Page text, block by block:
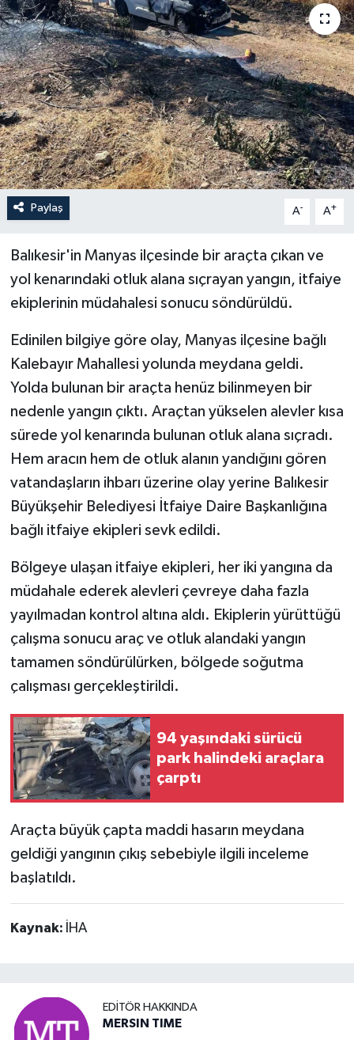
Paylaş A- A+
Balıkesir'in Manyas ilçesinde bir araçta çıkan ve
yol kenarındaki otluk alana sıçrayan yangın, itfaiye
ekiplerinin müdahalesi sonucu söndürüldü.
Edinilen bilgiye göre olay, Manyas ilçesine bağlı
Kalebayır Mahallesi yolunda meydana geldi.
Yolda bulunan bir araçta henüz bilinmeyen bir
nedenle yangın çıktı. Araçtan yükselen alevler kısa
sürede yol kenarında bulunan otluk alana sıçradı.
Hem aracın hem de otluk alanın yandığını gören
vatandaşların ihbarı üzerine olay yerine Balıkesir
Büyükşehir Belediyesi İtfaiye Daire Başkanlığına
bağlı itfaiye ekipleri sevk edildi.
Bölgeye ulaşan itfaiye ekipleri, her iki yangına da
müdahale ederek alevleri çevreye daha fazla
yayılmadan kontrol altına aldı. Ekiplerin yürüttüğü
çalışma sonucu araç ve otluk alandaki yangın
tamamen söndürülürken, bölgede soğutma
çalışması gerçekleştirildi.
94 yaşındaki sürücü
park halindeki araçlara
çarptı
Araçta büyük çapta maddi hasarın meydana
geldiği yangının çıkış sebebiyle ilgili inceleme
başlatıldı.
Kaynak: İHA
EDITÖR HAKKINDA
MERSIN TIME
Spor
Yaşam